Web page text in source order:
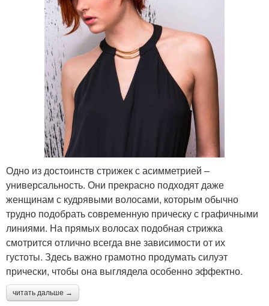
Одно из достоинств стрижек с асимметрией –
универсальность. Они прекрасно подходят даже
женщинам с кудрявыми волосами, которым обычно
трудно подобрать современную прическу с графичными
линиями. На прямых волосах подобная стрижка
смотрится отлично всегда вне зависимости от их
густоты. Здесь важно грамотно продумать силуэт
прически, чтобы она выглядела особенно эффектно.
читать дальше →